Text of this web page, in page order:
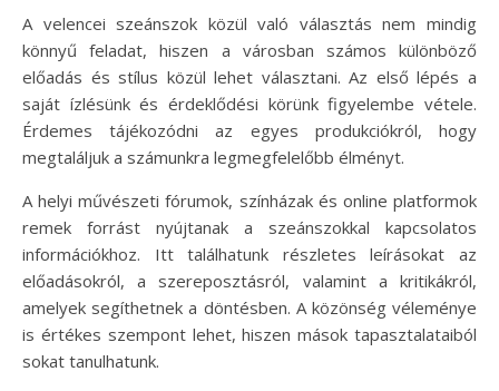
A velencei szeánszok közül való választás nem mindig
könnyű feladat, hiszen a városban számos különböző
előadás és stílus közül lehet választani. Az első lépés a
saját ízlésünk és érdeklődési körünk figyelembe vétele.
Érdemes tájékozódni az egyes produkciókról, hogy
megtaláljuk a számunkra legmegfelelőbb élményt.
A helyi művészeti fórumok, színházak és online platformok
remek forrást nyújtanak a szeánszokkal kapcsolatos
információkhoz. Itt találhatunk részletes leírásokat az
előadásokról, a szereposztásról, valamint a kritikákról,
amelyek segíthetnek a döntésben. A közönség véleménye
is értékes szempont lehet, hiszen mások tapasztalataiból
sokat tanulhatunk.